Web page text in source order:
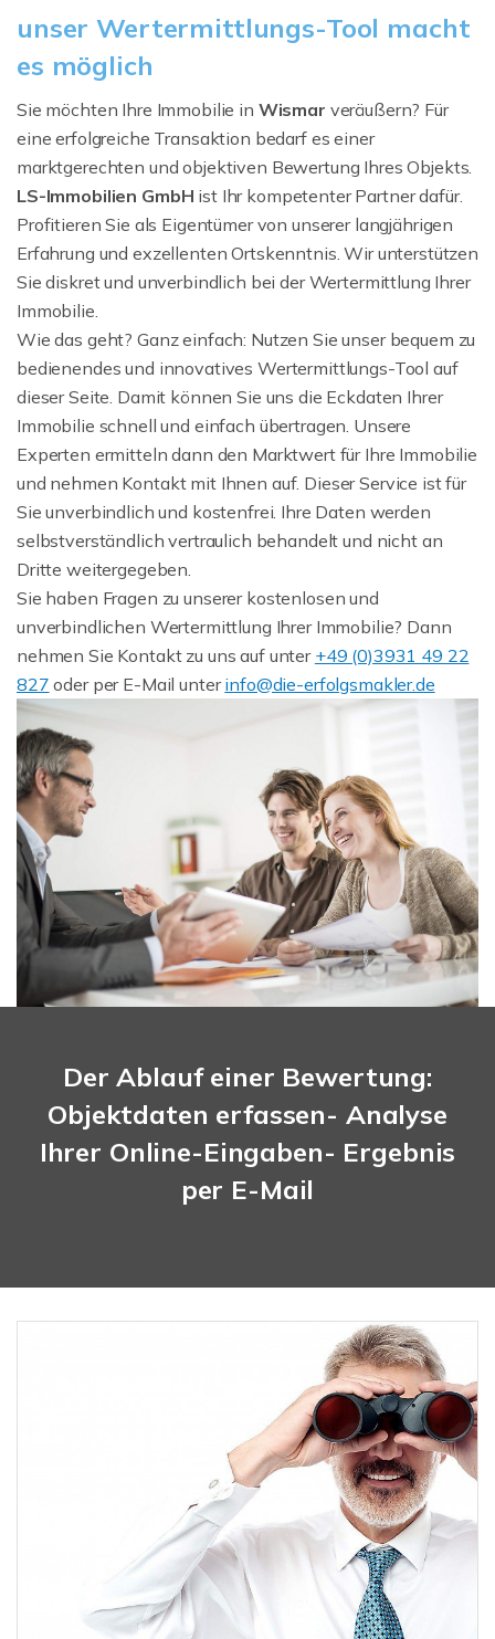
unser Wertermittlungs-Tool macht
es möglich
Sie möchten Ihre Immobilie in Wismar veräußern? Für
eine erfolgreiche Transaktion bedarf es einer
marktgerechten und objektiven Bewertung Ihres Objekts.
LS-Immobilien GmbH ist Ihr kompetenter Partner dafür.
Profitieren Sie als Eigentümer von unserer langjährigen
Erfahrung und exzellenten Ortskenntnis. Wir unterstützen
Sie diskret und unverbindlich bei der Wertermittlung Ihrer
Immobilie.
Wie das geht? Ganz einfach: Nutzen Sie unser bequem zu
bedienendes und innovatives Wertermittlungs-Tool auf
dieser Seite. Damit können Sie uns die Eckdaten Ihrer
Immobilie schnell und einfach übertragen. Unsere
Experten ermitteln dann den Marktwert für Ihre Immobilie
und nehmen Kontakt mit Ihnen auf. Dieser Service ist für
Sie unverbindlich und kostenfrei. Ihre Daten werden
selbstverständlich vertraulich behandelt und nicht an
Dritte weitergegeben.
Sie haben Fragen zu unserer kostenlosen und
unverbindlichen Wertermittlung Ihrer Immobilie? Dann
nehmen Sie Kontakt zu uns auf unter +49 (0)3931 49 22
827 oder per E-Mail unterinfo@die-erfolgsmakler.de
Der Ablauf einer Bewertung:
Objektdaten erfassen- Analyse
Ihrer Online-Eingaben- Ergebnis
per E-Mail